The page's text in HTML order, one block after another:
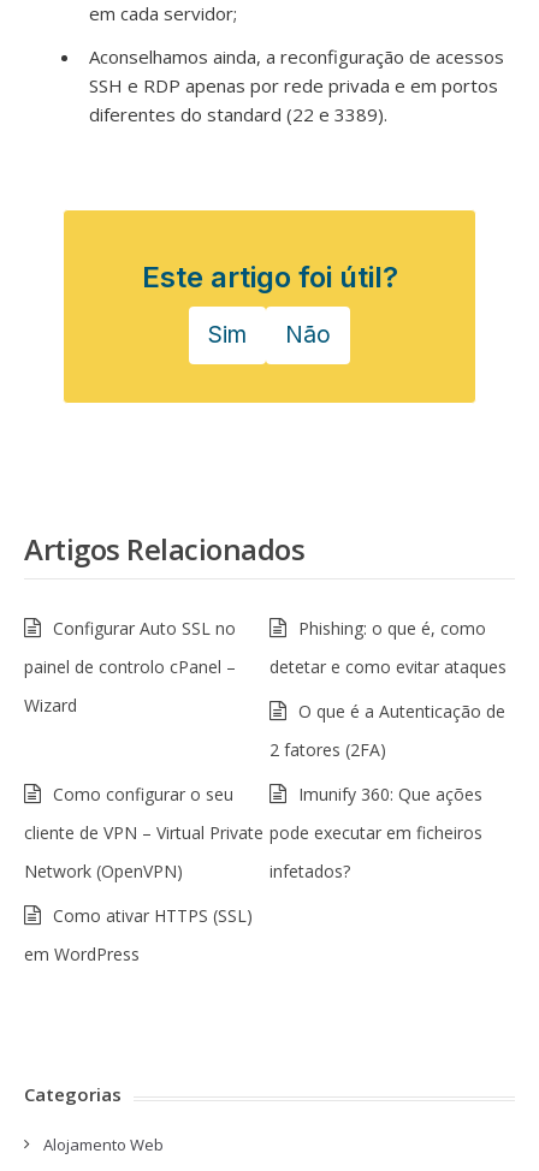
em cada servidor;
Aconselhamos ainda, a reconfiguração de acessos
SSH e RDP apenas por rede privada e em portos
diferentes do standard (22 e 3389).
Este artigo foi útil?
Sim Não
Artigos Relacionados
Configurar Auto SSL no
painel de controlo cPanel –
Wizard
Phishing: o que é, como
detetar e como evitar ataques
O que é a Autenticação de
2 fatores (2FA)
Como configurar o seu
cliente de VPN – Virtual Private
Network (OpenVPN)
Imunify 360: Que ações
pode executar em ficheiros
infetados?
Como ativar HTTPS (SSL)
em WordPress
Categorias
Alojamento Web